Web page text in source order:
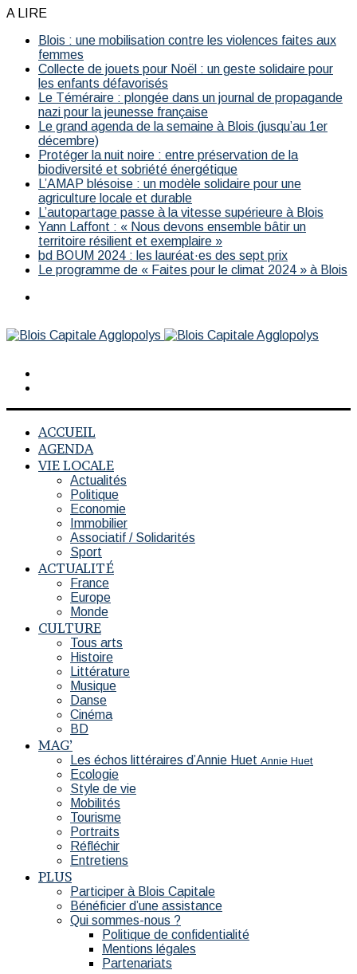
A LIRE
Blois : une mobilisation contre les violences faites aux
femmes
Collecte de jouets pour Noël : un geste solidaire pour
les enfants défavorisés
Le Téméraire : plongée dans un journal de propagande
nazi pour la jeunesse française
Le grand agenda de la semaine à Blois (jusqu’au 1er
décembre)
Protéger la nuit noire : entre préservation de la
biodiversité et sobriété énergétique
L’AMAP blésoise : un modèle solidaire pour une
agriculture locale et durable
L’autopartage passe à la vitesse supérieure à Blois
Yann Laffont : « Nous devons ensemble bâtir un
territoire résilient et exemplaire »
bd BOUM 2024 : les lauréat·es des sept prix
Le programme de « Faites pour le climat 2024 » à Blois
ACCUEIL
AGENDA
VIE LOCALE
Actualités
Politique
Economie
Immobilier
Associatif / Solidarités
Sport
ACTUALITÉ
France
Europe
Monde
CULTURE
Tous arts
Histoire
Littérature
Musique
Danse
Cinéma
BD
MAG’
Les échos littéraires d’Annie Huet Annie Huet
Ecologie
Style de vie
Mobilités
Tourisme
Portraits
Réfléchir
Entretiens
PLUS
Participer à Blois Capitale
Bénéficier d’une assistance
Qui sommes-nous ?
Politique de confidentialité
Mentions légales
Partenariats